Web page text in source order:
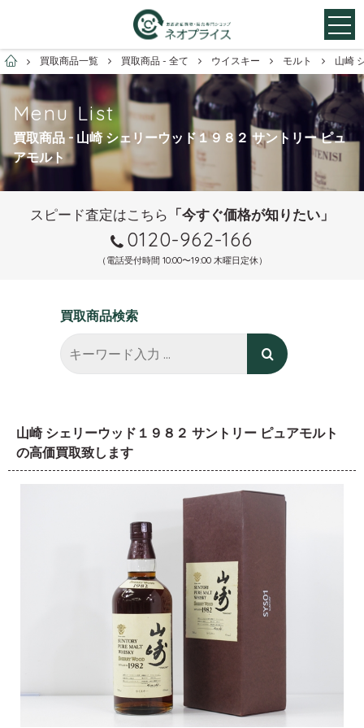
お酒買取専門店ネオプライス
買取商品一覧 買取商品 - 全て ウイスキー モルト 山崎
Menu List
買取商品 - 山崎 シェリーウッド１９８２ サントリー ピュ
アモルト
スピード査定はこちら 「今すぐ価格が知りたい」
0120-962-166
（電話受付時間 10:00〜19:00 木曜日定休）
買取商品検索
山崎 シェリーウッド１９８２ サントリー ピュアモルト
の高価買取致します